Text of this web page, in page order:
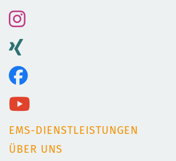
EMS-DIENSTLEISTUNGEN
ÜBER UNS